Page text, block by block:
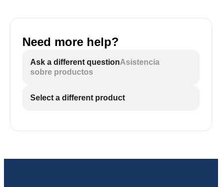
Need more help?
Ask a different questionAsistencia
sobre productos
Select a different product